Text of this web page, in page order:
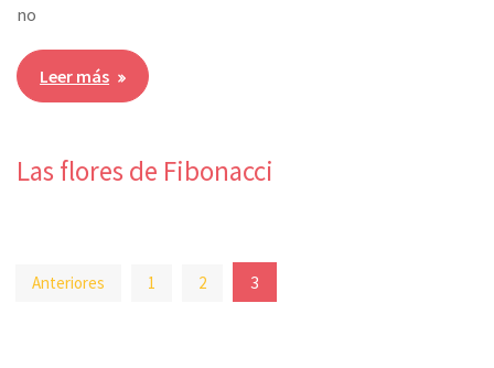
no
Leer más
Las flores de Fibonacci
Paginación
Anteriores 1 2 3